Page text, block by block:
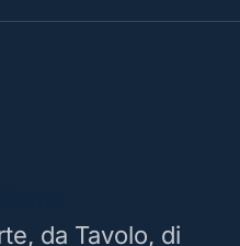
da Tavolo, di